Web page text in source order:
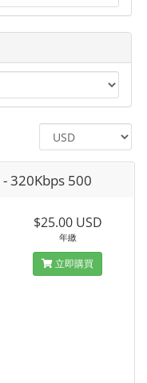
320Kbps 500
$25.00 USD
年繳
立即購買